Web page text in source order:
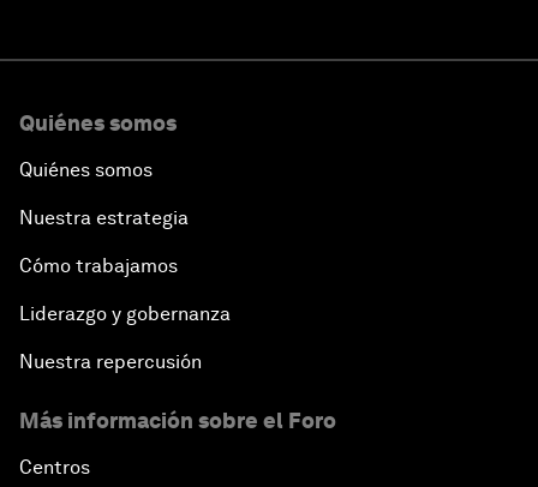
Quiénes somos
Quiénes somos
Nuestra estrategia
Cómo trabajamos
Liderazgo y gobernanza
Nuestra repercusión
Más información sobre el Foro
Centros